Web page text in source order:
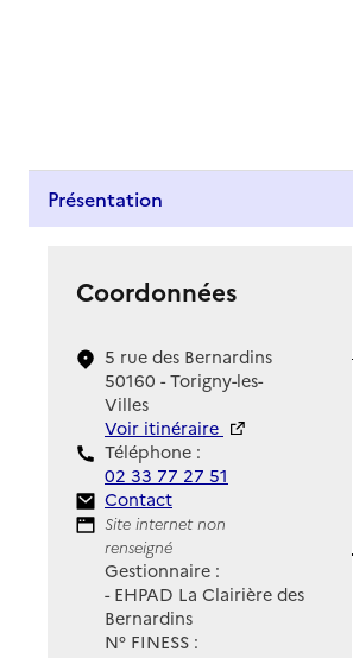
Présentation
Coordonnées
5 rue des Bernardins
50160 - Torigny-les-
Villes
Voir itinéraire
Téléphone :
02 33 77 27 51
Contact
Contact
Site Internet
Site internet non
renseigné
Gestionnaire :
- EHPAD La Clairière des
Bernardins
N° FINESS :